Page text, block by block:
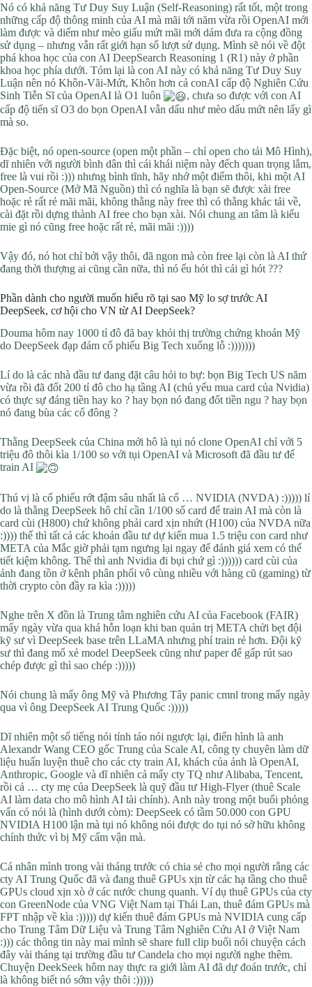
Nó có khả năng Tư Duy Suy Luận (Self-Reasoning) rất tốt, một trong
những cấp độ thông minh của AI mà mãi tới năm vừa rồi OpenAI mới
làm được và diếm như mèo giấu mứt mãi mới dám đưa ra cộng đồng
sử dụng – nhưng vẫn rất giới hạn số lượt sử dụng. Mình sẽ nói về đột
phá khoa học của con AI DeepSearch Reasoning 1 (R1) này ở phần
khoa học phía dưới. Tóm lại là con AI này có khả năng Tư Duy Suy
Luận nên nó Khôn-Vãi-Mứt, Khôn hơn cả conAI cấp độ Nghiên Cứu
Sinh Tiễn Sĩ của OpenAI là O1 luôn
, chưa so được với con AI
cấp độ tiến sĩ O3 do bọn OpenAI vẫn dấu như mèo dấu mứt nên lấy gì
mà so.
Đặc biệt, nó open-source (open một phần – chỉ open cho tải Mô Hình),
dĩ nhiên với người bình dân thì cái khái niệm này đếch quan trọng lắm,
free là vui rồi :))) nhưng bình tĩnh, hãy nhớ một điểm thôi, khi một AI
Open-Source (Mở Mã Nguồn) thì có nghĩa là bạn sẽ được xài free
hoặc rẻ rất rẻ mãi mãi, không thằng này free thì có thằng khác tải về,
cài đặt rồi dựng thành AI free cho bạn xài. Nói chung an tâm là kiểu
mie gì nó cũng free hoặc rất rẻ, mãi mãi :))))
Vậy đó, nó hot chỉ bởi vậy thôi, đã ngon mà còn free lại còn là AI thứ
đang thời thượng ai cũng cần nữa, thì nó ếu hót thì cái gì hót ???
Phần dành cho người muốn hiểu rõ tại sao Mỹ lo sợ trước AI
DeepSeek, cơ hội cho VN từ AI DeepSeek?
Douma hôm nay 1000 tỉ đô đã bay khỏi thị trường chứng khoán Mỹ
do DeepSeek đạp đám cổ phiếu Big Tech xuống lỗ :)))))))
Lí do là các nhà đầu tư đang đặt câu hỏi to bự: bọn Big Tech US năm
vừa rồi đã đốt 200 tỉ đô cho hạ tầng AI (chủ yếu mua card của Nvidia)
có thực sự đáng tiền hay ko ? hay bọn nó đang đốt tiền ngu ? hay bọn
nó đang bùa các cổ đông ?
Thằng DeepSeek của China mới hô là tụi nó clone OpenAI chỉ với 5
triệu đô thôi kìa 1/100 so với tụi OpenAI và Microsoft đã đầu tư để
train AI
Thú vị là cổ phiếu rớt đậm sâu nhất là cổ … NVIDIA (NVDA) :))))) lí
do là thằng DeepSeek hô chỉ cần 1/100 số card để train AI mà còn là
card cùi (H800) chứ không phải card xịn nhứt (H100) của NVDA nữa
:)))) thế thì tất cả các khoản đầu tư dự kiến mua 1.5 triệu con card như
META của Mắc giờ phải tạm ngưng lại ngay để đánh giá xem có thể
tiết kiệm không. Thế thì anh Nvidia đi bụi chứ gì :)))))) card cùi của
ảnh đang tồn ở kênh phân phối vô cùng nhiều với hàng cũ (gaming) từ
thời crypto còn đầy ra kìa :)))))
Nghe trên X đồn là Trung tâm nghiên cứu AI của Facebook (FAIR)
mấy ngày vừa qua khá hỗn loạn khi ban quản trị META chửi bẹt đội
kỹ sư vì DeepSeek base trên LLaMA nhưng phí train rẻ hơn. Đội kỹ
sư thì đang mổ xẻ model DeepSeek cũng như paper để gấp rút sao
chép được gì thì sao chép :)))))
Nói chung là mấy ông Mỹ và Phương Tây panic cmnl trong mấy ngày
qua vì ông DeepSeek AI Trung Quốc :)))))
Dĩ nhiên một số tiếng nói tỉnh táo nói ngược lại, điển hình là anh
Alexandr Wang CEO gốc Trung của Scale AI, công ty chuyên làm dữ
liệu huấn luyện thuê cho các cty train AI, khách của ảnh là OpenAI,
Anthropic, Google và dĩ nhiên cả mấy cty TQ như Alibaba, Tencent,
rồi cả … cty mẹ của DeepSeek là quỹ đầu tư High-Flyer (thuê Scale
AI làm data cho mô hình AI tài chính). Anh này trong một buổi phỏng
vấn có nói là (hình dưới còm): DeepSeek có tầm 50.000 con GPU
NVIDIA H100 lận mà tụi nó không nói được do tụi nó sở hữu không
chính thức vì bị Mỹ cấm vận mà.
Cá nhân mình trong vài tháng trước có chia sẻ cho mọi người rằng các
cty AI Trung Quốc đã và đang thuê GPUs xịn từ các hạ tầng cho thuê
GPUs cloud xịn xò ở các nước chung quanh. Ví dụ thuê GPUs của cty
con GreenNode của VNG Việt Nam tại Thái Lan, thuê đám GPUs mà
FPT nhập về kìa :))))) dự kiến thuê đám GPUs mà NVIDIA cung cấp
cho Trung Tâm Dữ Liệu và Trung Tâm Nghiên Cứu AI ở Việt Nam
:))) các thông tin này mai mình sẽ share full clip buổi nói chuyện cách
đây vài tháng tại trường đầu tư Candela cho mọi người nghe thêm.
Chuyện DeekSeek hôm nay thực ra giới làm AI đã dự đoán trước, chỉ
là không biết nó sớm vậy thôi :)))))